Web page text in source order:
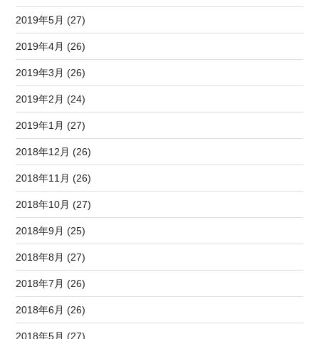
2019年5月 (27)
2019年4月 (26)
2019年3月 (26)
2019年2月 (24)
2019年1月 (27)
2018年12月 (26)
2018年11月 (26)
2018年10月 (27)
2018年9月 (25)
2018年8月 (27)
2018年7月 (26)
2018年6月 (26)
2018年5月 (27)